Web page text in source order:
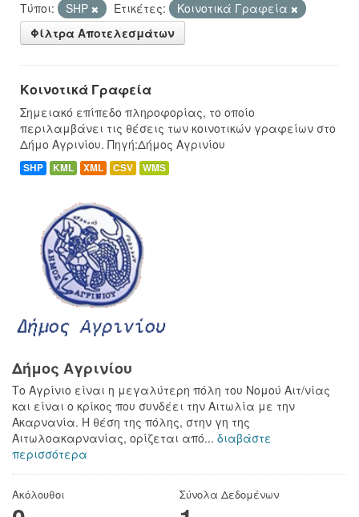
Τύποι: SHP Ετικέτες:
Κοινοτικά Γραφεία
Φίλτρα Αποτελεσμάτων
Κοινοτικά Γραφεία
Σημειακό επίπεδο πληροφορίας, το οποίο
περιλαμβάνει τις θέσεις των κοινοτικών γραφείων στο
Δήμο Αγρινίου. Πηγή:Δήμος Αγρινίου
SHP KML XML CSV WMS
Δήμος Αγρινίου
Το Αγρίνιο είναι η μεγαλύτερη πόλη του Νομού Αιτ/νίας
και είναι ο κρίκος που συνδέει την Αιτωλία με την
Ακαρνανία. Η θέση της πόλης, στην γη της
Αιτωλοακαρνανίας, ορίζεται από... διαβάστε
περισσότερα
Ακόλουθοι Σύνολα Δεδομένων